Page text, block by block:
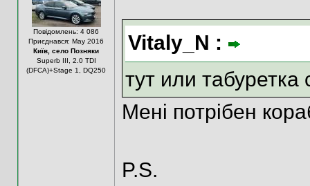
Повідомлень: 4 086
Приєднався: May 2016
Київ, село Позняки
Superb III, 2.0 TDI
(DFCA)+Stage 1, DQ250
Vitaly_N :
тут или
Мені потрібен
P.S.